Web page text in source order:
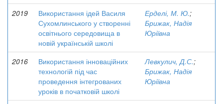
2019
Використання ідей Василя
Сухомлинського у створенні
освітнього середовища в
новій українській школі
Ерделі, М. Ю.;
Брижак, Надія
Юріївна
2016
Використання інноваційних
технологій під час
проведення інтегрованих
уроків в початковій школі
Левкулич, Д.С.;
Брижак, Надія
Юріївна